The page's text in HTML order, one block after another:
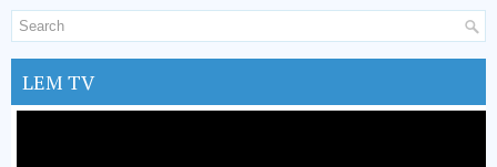
LEM TV